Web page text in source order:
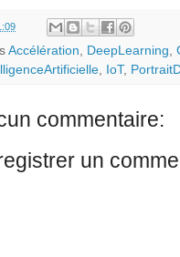
Accélération, DeepLearning,
, IoT,
commentaire:
un